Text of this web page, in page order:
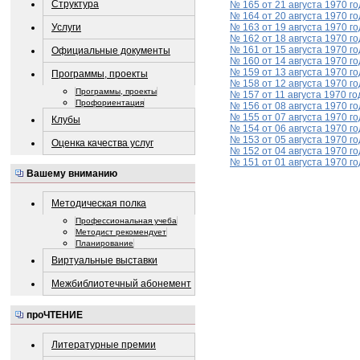
Структура
Услуги
Официальные документы
Программы, проекты
Программы, проекты
Профориентация
Клубы
Оценка качества услуг
Вашему вниманию
Методическая полка
Профессиональная учеба
Методист рекомендует
Планирование
Виртуальные выставки
Межбиблиотечный абонемент
проЧТЕНИЕ
Литературные премии
№ 165 от 21 августа 1970
№ 164 от 20 августа 1970
№ 163 от 19 августа 1970
№ 162 от 18 августа 1970
№ 161 от 15 августа 1970
№ 160 от 14 августа 1970
№ 159 от 13 августа 1970
№ 158 от 12 августа 1970
№ 157 от 11 августа 1970
№ 156 от 08 августа 1970
№ 155 от 07 августа 1970
№ 154 от 06 августа 1970
№ 153 от 05 августа 1970
№ 152 от 04 августа 1970
№ 151 от 01 августа 1970